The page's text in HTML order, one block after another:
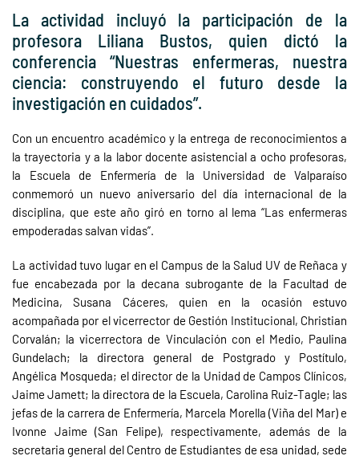
La actividad incluyó la participación de la
profesora Liliana Bustos, quien dictó la
conferencia “Nuestras enfermeras, nuestra
ciencia: construyendo el futuro desde la
investigación en cuidados”.
Con un encuentro académico y la entrega de reconocimientos a
la trayectoria y a la labor docente asistencial a ocho profesoras,
la Escuela de Enfermería de la Universidad de Valparaíso
conmemoró un nuevo aniversario del día internacional de la
disciplina, que este año giró en torno al lema “Las enfermeras
empoderadas salvan vidas”.
La actividad tuvo lugar en el Campus de la Salud UV de Reñaca y
fue encabezada por la decana subrogante de la Facultad de
Medicina, Susana Cáceres, quien en la ocasión estuvo
acompañada por el vicerrector de Gestión Institucional, Christian
Corvalán; la vicerrectora de Vinculación con el Medio, Paulina
Gundelach; la directora general de Postgrado y Postítulo,
Angélica Mosqueda; el director de la Unidad de Campos Clínicos,
Jaime Jamett; la directora de la Escuela, Carolina Ruiz-Tagle; las
jefas de la carrera de Enfermería, Marcela Morella (Viña del Mar) e
Ivonne Jaime (San Felipe), respectivamente, además de la
secretaria general del Centro de Estudiantes de esa unidad, sede